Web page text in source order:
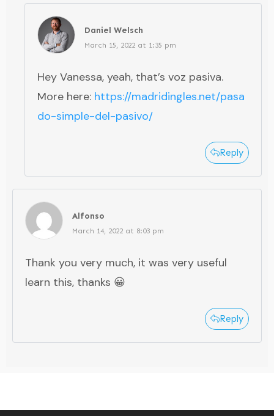
Daniel Welsch
March 15, 2022 at 1:35 pm
Hey Vanessa, yeah, that’s voz pasiva.
More here: https://madridingles.net/pasa
do-simple-del-pasivo/
Reply
Alfonso
March 14, 2022 at 8:03 pm
Thank you very much, it was very useful
learn this, thanks 😀
Reply